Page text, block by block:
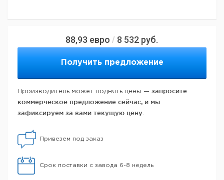
88,93 евро / 8 532 руб.
Получить предложение
Производитель может поднять цены — запросите
коммерческое предложение сейчас, и мы
зафиксируем за вами текущую цену.
Привезем под заказ
Срок поставки с завода 6-8 недель